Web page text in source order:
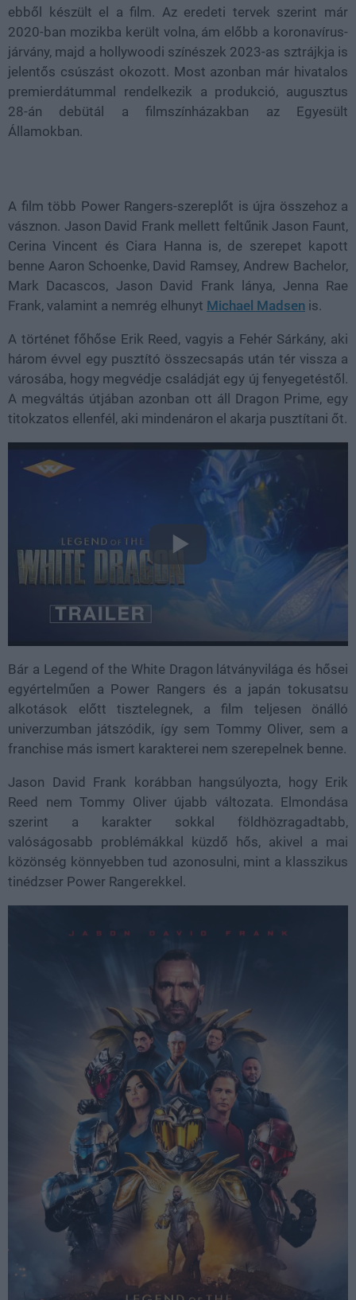
ebből készült el a film. Az eredeti tervek szerint már
2020-ban mozikba került volna, ám előbb a koronavírus-
járvány, majd a hollywoodi színészek 2023-as sztrájkja is
jelentős csúszást okozott. Most azonban már hivatalos
premierdátummal rendelkezik a produkció, augusztus
28-án debütál a filmszínházakban az Egyesült
Államokban.
A film több Power Rangers-szereplőt is újra összehoz a
vásznon. Jason David Frank mellett feltűnik Jason Faunt,
Cerina Vincent és Ciara Hanna is, de szerepet kapott
benne Aaron Schoenke, David Ramsey, Andrew Bachelor,
Mark Dacascos, Jason David Frank lánya, Jenna Rae
Frank, valamint a nemrég elhunyt Michael Madsen is.
A történet főhőse Erik Reed, vagyis a Fehér Sárkány, aki
három évvel egy pusztító összecsapás után tér vissza a
városába, hogy megvédje családját egy új fenyegetéstől.
A megváltás útjában azonban ott áll Dragon Prime, egy
titokzatos ellenfél, aki mindenáron el akarja pusztítani őt.
Bár a Legend of the White Dragon látványvilága és hősei
egyértelműen a Power Rangers és a japán tokusatsu
alkotások előtt tisztelegnek, a film teljesen önálló
univerzumban játszódik, így sem Tommy Oliver, sem a
franchise más ismert karakterei nem szerepelnek benne.
Jason David Frank korábban hangsúlyozta, hogy Erik
Reed nem Tommy Oliver újabb változata. Elmondása
szerint a karakter sokkal földhözragadtabb,
valóságosabb problémákkal küzdő hős, akivel a mai
közönség könnyebben tud azonosulni, mint a klasszikus
tinédzser Power Rangerekkel.